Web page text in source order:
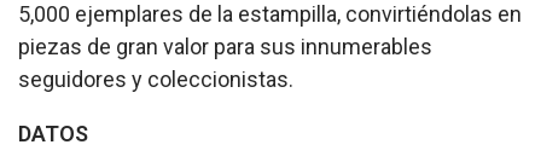
5,000 ejemplares de la estampilla, convirtiéndolas en
piezas de gran valor para sus innumerables
seguidores y coleccionistas.
DATOS